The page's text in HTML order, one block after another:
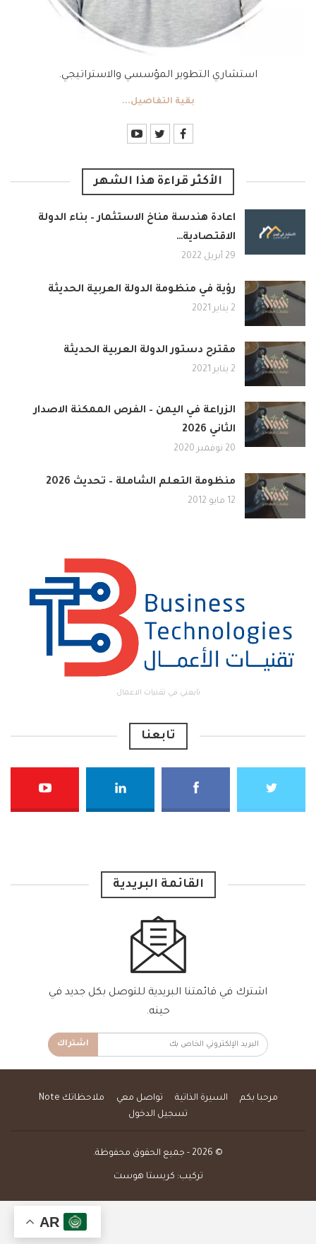
استشاري التطوير المؤسسي والاستراتيجي.
بقية التفاصيل...
الأكثر قراءة هذا الشهر
اعادة هندسة مناخ الاستثمار – بناء الدولة
الاقتصادية…
29 أبريل 2022
رؤية في منظومة الدولة العربية الحديثة
2 يناير 2021
مقترح دستور الدولة العربية الحديثة
2 يناير 2021
الزراعة في اليمن – الفرص الممكنة الاصدار
الثاني 2026
20 نوفمبر 2020
منظومة التعلم الشاملة – تحديث 2026
12 مايو 2012
تابعني في تقنيات الاعمال
تابعنا
القائمة البريدية
اشترك في قائمتنا البريدية للتوصل بكل جديد في
حينه.
اشتراك
مرحبا بكم السيرة الذاتية تواصل معي
ملاحظاتك Note
تسجيل الدخول
© 2026 - جميع الحقوق محفوظة.
تركيب: كريستا هوست
AR